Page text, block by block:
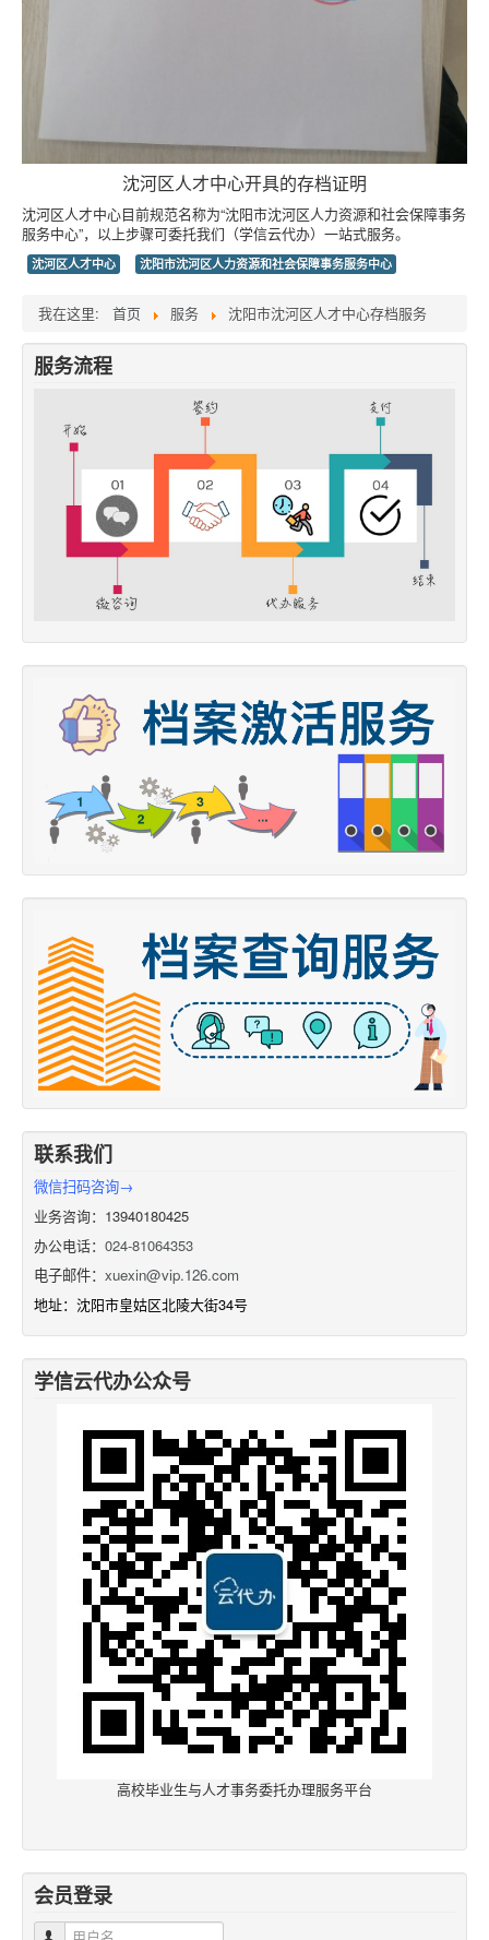
沈河区人才中心开具的存档证明
沈河区人才中心目前规范名称为“沈阳市沈河区人力资源和社会保障事务
服务中心”，以上步骤可委托我们（学信云代办）一站式服务。
沈河区人才中心 沈阳市沈河区人力资源和社会保障事务服务中心
我在这里: 首页 服务 沈阳市沈河区人才中心存档服务
服务流程
联系我们
微信扫码咨询→
业务咨询：13940180425
办公电话： 024-81064353
电子邮件： xuexin@vip.126.com
地址：沈阳市皇姑区北陵大街34号
学信云代办公众号
高校毕业生与人才事务委托办理服务平台
会员登录